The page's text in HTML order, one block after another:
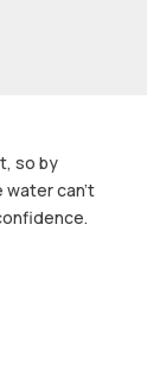
so by
water can't